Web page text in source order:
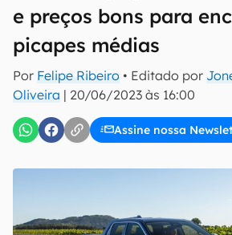
e preços bons para
picapes médias
Por Felipe Ribeiro • Editado por
Oliveira | 20/06/2023 às 16:00
Assine nossa
E-mail
inscreva-se
Confirmo que li, aceito e concordo
Uso e Política de Privacidade do